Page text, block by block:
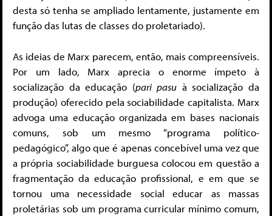
desta só tenha se ampliado lentamente, justamente em
função das lutas de classes do proletariado).
As ideias de Marx parecem, então, mais compreensíveis.
Por um lado, Marx aprecia o enorme ímpeto à
socialização da educação (pari pasuà socialização da
produção) oferecido pela sociabilidade capitalista. Marx
advoga uma educação organizada em bases nacionais
comuns, sob um mesmo “programa político-
pedagógico”, algo que é apenas concebível uma vez que
a própria sociabilidade burguesa colocou em questão a
fragmentação da educação profissional, e em que se
tornou uma necessidade social educar as massas
proletárias sob um programa curricular mínimo comum,